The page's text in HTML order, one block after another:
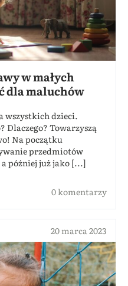
w małych
dla maluchów
wszystkich dzieci.
Dlaczego? Towarzyszą
Na początku
przedmiotów
później już jako [...]
0 komentarzy
20 marca 2023